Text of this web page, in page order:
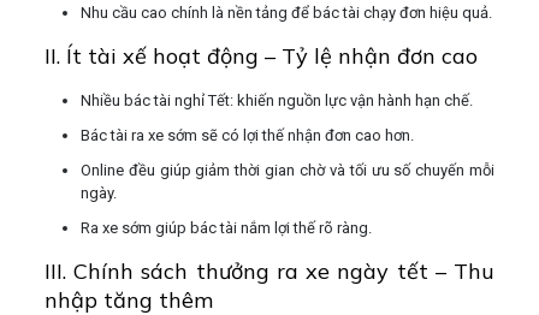
Nhu cầu cao chính là nền tảng để bác tài chạy đơn hiệu quả.
II. Ít tài xế hoạt động – Tỷ lệ nhận đơn cao
Nhiều bác tài nghỉ Tết: khiến nguồn lực vận hành hạn chế.
Bác tài ra xe sớm sẽ có lợi thế nhận đơn cao hơn.
Online đều giúp giảm thời gian chờ và tối ưu số chuyến mỗi
ngày.
Ra xe sớm giúp bác tài nắm lợi thế rõ ràng.
III. Chính sách thưởng ra xe ngày tết – Thu
nhập tăng thêm